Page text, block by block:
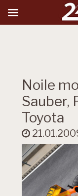
Noile
Sauber,
Toyota